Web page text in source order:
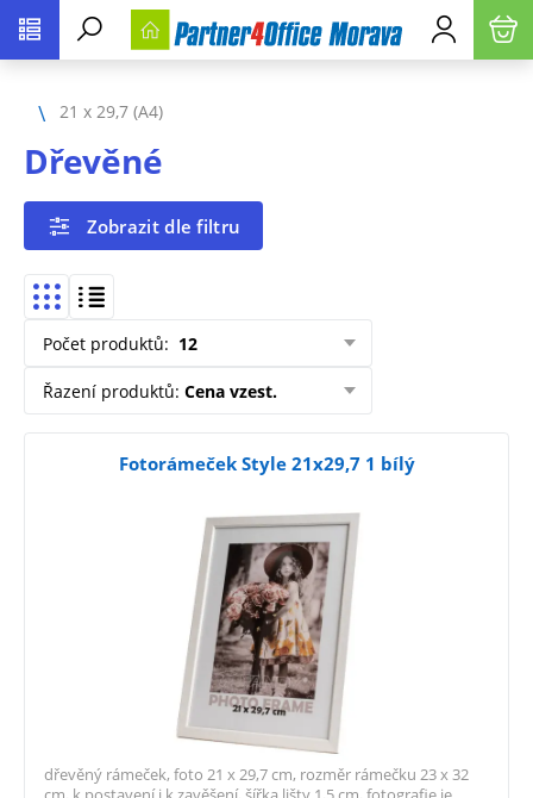
21 x 29,7 (A4)
Dřevěné
Zobrazit dle filtru
Počet produktů: 12
Řazení produktů: Cena vzest.
Fotorámeček Style 21x29,7 1 bílý
dřevěný rámeček, foto 21 x 29,7 cm, rozměr rámečku 23 x 32